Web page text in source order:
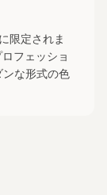
限定されま
フェッショ
な形式の色